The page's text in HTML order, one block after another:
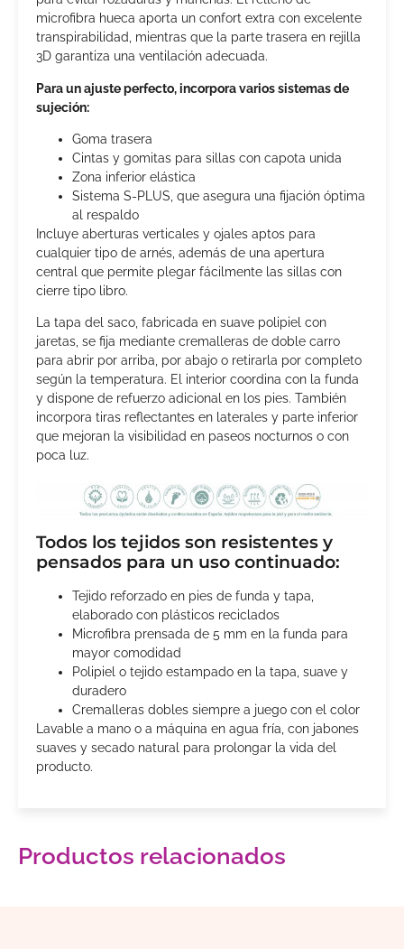
microfibra hueca aporta un confort extra con excelente
transpirabilidad, mientras que la parte trasera en rejilla
3D garantiza una ventilación adecuada.
Para un ajuste perfecto, incorpora varios sistemas de
sujeción:
Goma trasera
Cintas y gomitas para sillas con capota unida
Zona inferior elástica
Sistema S-PLUS, que asegura una fijación óptima
al respaldo
Incluye aberturas verticales y ojales aptos para
cualquier tipo de arnés, además de una apertura
central que permite plegar fácilmente las sillas con
cierre tipo libro.
La tapa del saco, fabricada en suave polipiel con
jaretas, se fija mediante cremalleras de doble carro
para abrir por arriba, por abajo o retirarla por completo
según la temperatura. El interior coordina con la funda
y dispone de refuerzo adicional en los pies. También
incorpora tiras reflectantes en laterales y parte inferior
que mejoran la visibilidad en paseos nocturnos o con
poca luz.
Todos los tejidos son resistentes y
pensados para un uso continuado:
Tejido reforzado en pies de funda y tapa,
elaborado con plásticos reciclados
Microfibra prensada de 5 mm en la funda para
mayor comodidad
Polipiel o tejido estampado en la tapa, suave y
duradero
Cremalleras dobles siempre a juego con el color
Lavable a mano o a máquina en agua fría, con jabones
suaves y secado natural para prolongar la vida del
producto.
Productos relacionados